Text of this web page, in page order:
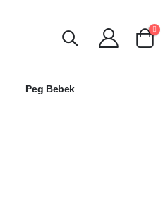
Peg Bebek